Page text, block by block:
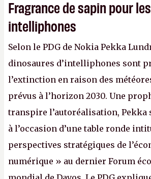
Fragrance de sapin pour les
intelliphones
Selon le PDG de Nokia Pekka
dinosaures d’intelliphones sont
l’extinction en raison des
prévus à l’horizon 2030. Une
transpire l’autoréalisation, Pekka
à l’occasion d’une table ronde
perspectives stratégiques de
numérique » au dernier Forum